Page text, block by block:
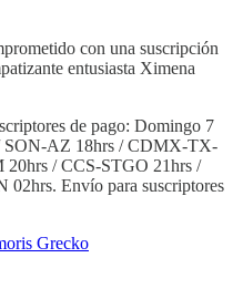
con una suscripción
entusiasta Ximena
de pago: Domingo 7
SON-AZ 18hrs / CDMX-TX-
/ CCS-STGO 21hrs /
Envío para suscriptores
Grecko